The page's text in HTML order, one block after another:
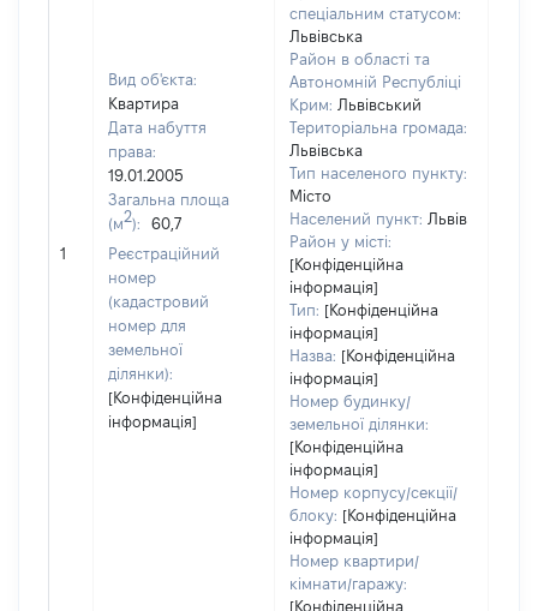
1
Вид об'єкта:
Квартира
Дата набуття
права:
19.01.2005
Загальна площа
(м2):
60,7
Реєстраційний
номер
(кадастровий
номер для
земельної
ділянки):
[Конфіденційна
інформація]
спеціальним статусом:
Львівська
Район в області та
Автономній Республіці
Крим: Львівський
Територіальна громада:
Львівська
Тип населеного пункту:
Місто
Населений пункт: Львів
Район у місті:
[Конфіденційна
інформація]
Тип: [Конфіденційна
інформація]
Назва: [Конфіденційна
інформація]
Номер будинку/
земельної ділянки:
[Конфіденційна
інформація]
Номер корпусу/секції/
блоку: [Конфіденційна
інформація]
Номер квартири/
кімнати/гаражу:
[Конфіденційна